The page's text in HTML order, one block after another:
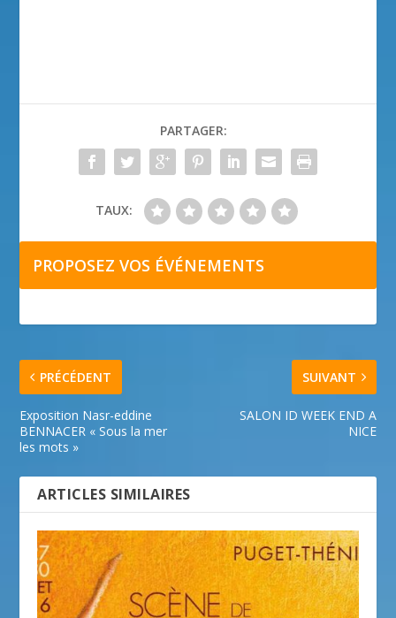
PARTAGER:
TAUX:
PROPOSEZ VOS ÉVÉNEMENTS
PRÉCÉDENT
Exposition Nasr-eddine
BENNACER « Sous la mer
les mots »
SUIVANT
SALON ID WEEK END A
NICE
ARTICLES SIMILAIRES